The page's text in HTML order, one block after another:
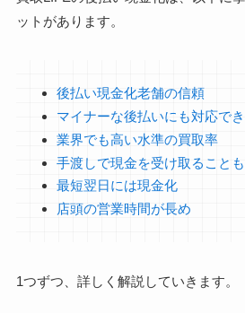
ットがあります。
後払い現金化老舗の信頼
マイナーな後払いにも対応で
業界でも高い水準の買取率
手渡しで現金を受け取ること
最短翌日には現金化
店頭の営業時間が長め
1つずつ、詳しく解説していきます。